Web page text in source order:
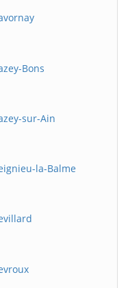
Bons
sur-Ain
la-Balme